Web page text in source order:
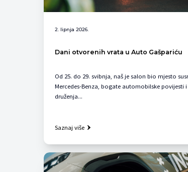
2. lipnja 2026.
Dani otvorenih vrata u Auto Gašpariću
Od 25. do 29. svibnja, naš je salon bio mjesto
Mercedes-Benza, bogate automobilske povijesti
druženja...
Saznaj više